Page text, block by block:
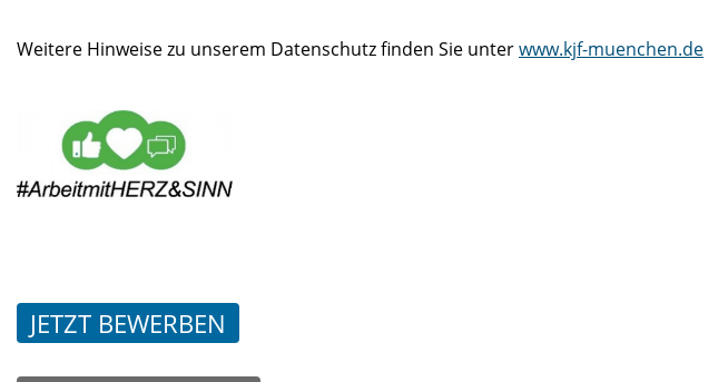
Weitere Hinweise zu unserem Datenschutz finden Sie unterwww.kjf-muenchen.de
JETZT BEWERBEN